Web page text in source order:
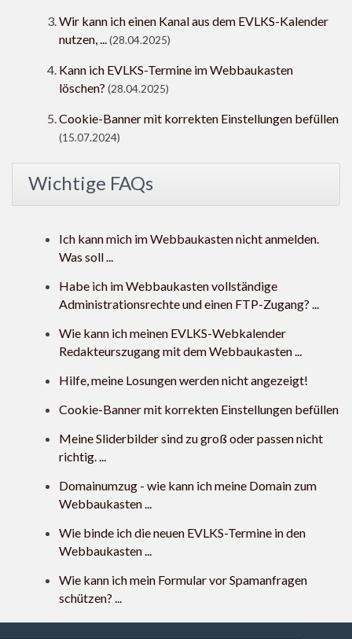
Wir kann ich einen Kanal aus dem EVLKS-Kalender
nutzen, ...(28.04.2025)
Kann ich EVLKS-Termine im Webbaukasten
löschen? (28.04.2025)
Cookie-Banner mit korrekten Einstellungen befüllen
(15.07.2024)
Wichtige FAQs
Ich kann mich im Webbaukasten nicht anmelden.
Was soll ...
Habe ich im Webbaukasten vollständige
Administrationsrechte und einen FTP-Zugang? ...
Wie kann ich meinen EVLKS-Webkalender
Redakteurszugang mit dem Webbaukasten ...
Hilfe, meine Losungen werden nicht angezeigt!
Cookie-Banner mit korrekten Einstellungen befüllen
Meine Sliderbilder sind zu groß oder passen nicht
richtig. ...
Domainumzug - wie kann ich meine Domain zum
Webbaukasten ...
Wie binde ich die neuen EVLKS-Termine in den
Webbaukasten ...
Wie kann ich mein Formular vor Spamanfragen
schützen? ...